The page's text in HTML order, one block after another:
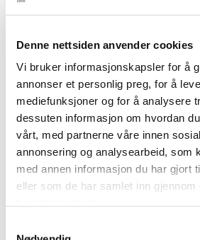
Denne nettsiden anvender cookies
Vi bruker informasjonskapsler for å
annonser et personlig preg, for å
mediefunksjoner og for å analysere
dessuten informasjon om hvordan
vårt, med partnerne våre innen
annonsering og analysearbeid, som
med annen informasjon du har gjort
eller som de har samlet inn gjennom
Grupper
Vi ønsker grupper velkommen, og vi
fra 15 personer.
Bestilling:butikk@ibsenmt.no
Pris, skoleklasser:
550 kr. i
kommer det det et åpningsgebyr